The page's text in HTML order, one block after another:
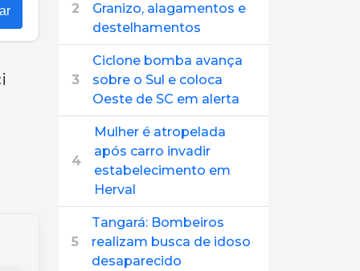
2
Granizo, alagamentos e
destelhamentos
3
Ciclone bomba avança
sobre o Sul e coloca
Oeste de SC em alerta
4
Mulher é atropelada
após carro invadir
estabelecimento em
Herval
5
Tangará: Bombeiros
realizam busca de idoso
desaparecido